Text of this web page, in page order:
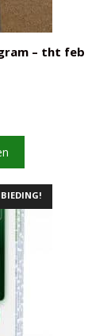
– tht feb